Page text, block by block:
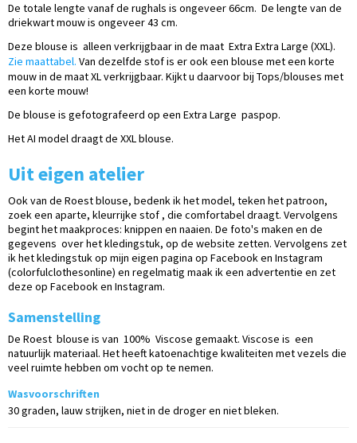
De totale lengte vanaf de rughals is ongeveer 66cm. De lengte van de
driekwart mouw is ongeveer 43 cm.
Deze blouse is alleen verkrijgbaar in de maat Extra Extra Large (XXL).
Zie maattabel. Van dezelfde stof is er ook een blouse met een korte
mouw in de maat XL verkrijgbaar. Kijkt u daarvoor bij Tops/blouses met
een korte mouw!
De blouse is gefotografeerd op een Extra Large paspop.
Het AI model draagt de XXL blouse.
Uit eigen atelier
Ook van de Roest blouse, bedenk ik het model, teken het patroon,
zoek een aparte, kleurrijke stof , die comfortabel draagt. Vervolgens
begint het maakproces: knippen en naaien. De foto's maken en de
gegevens over het kledingstuk, op de website zetten. Vervolgens zet
ik het kledingstuk op mijn eigen pagina op Facebook en Instagram
(colorfulclothesonline) en regelmatig maak ik een advertentie en zet
deze op Facebook en Instagram.
Samenstelling
De Roest blouse is van 100% Viscose gemaakt. Viscose is een
natuurlijk materiaal. Het heeft katoenachtige kwaliteiten met vezels die
veel ruimte hebben om vocht op te nemen.
Wasvoorschriften
30 graden, lauw strijken, niet in de droger en niet bleken.